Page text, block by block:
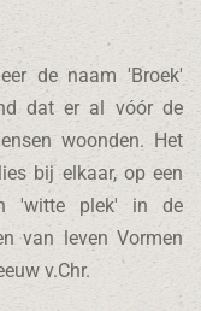
de naam 'Broek'
dat er al vóór de
woonden. Het
bij elkaar, op een
'witte plek' in de
van leven Vormen
v.Chr.